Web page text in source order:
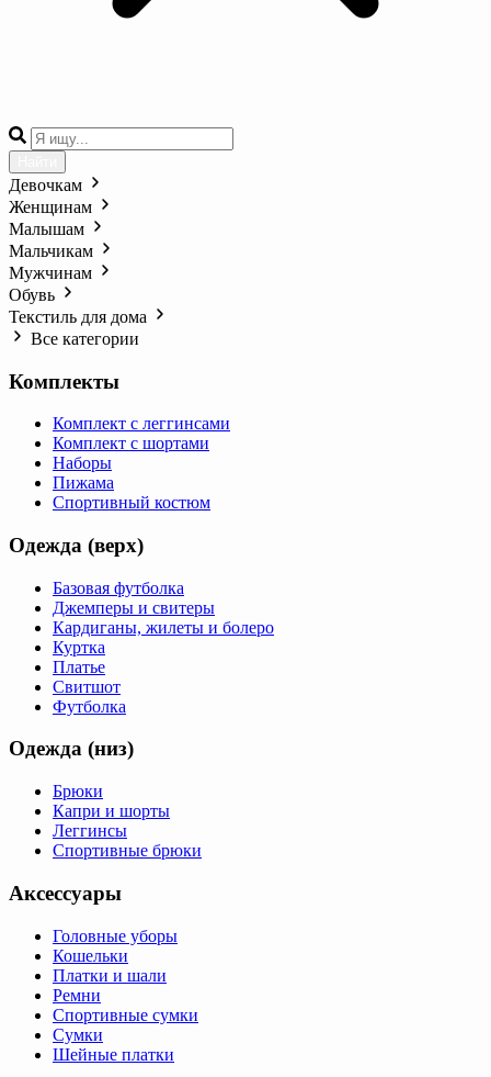
Девочкам
Женщинам
Малышам
Мальчикам
Мужчинам
Обувь
Текстиль для дома
Все категории
Комплекты
Комплект с леггинсами
Комплект с шортами
Наборы
Пижама
Спортивный костюм
Одежда (верх)
Базовая футболка
Джемперы и свитеры
Кардиганы, жилеты и болеро
Куртка
Платье
Свитшот
Футболка
Одежда (низ)
Брюки
Капри и шорты
Леггинсы
Спортивные брюки
Аксессуары
Головные уборы
Кошельки
Платки и шали
Ремни
Спортивные сумки
Сумки
Шейные платки